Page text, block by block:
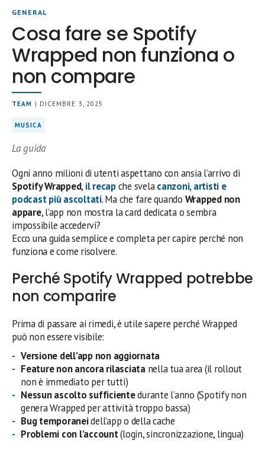
GENERAL
Cosa fare se Spotify
Wrapped non funziona o
non compare
TEAM | DICEMBRE 3, 2025
MUSICA
La guida
Ogni anno milioni di utenti aspettano con ansia l’arrivo di
Spotify Wrapped, il recapche svelacanzoni, artisti e
podcast più ascoltati. Ma che fare quando Wrapped non
appare, l’app non mostra la card dedicata o sembra
impossibile accedervi?
Ecco una guida semplice e completa per capire perché non
funziona e come risolvere.
Perché Spotify Wrapped potrebbe
non comparire
Prima di passare ai rimedi, è utile sapere perché Wrapped
può non essere visibile:
Versione dell’app non aggiornata
Feature non ancora rilasciatanella tua area (il rollout
non è immediato per tutti)
Nessun ascolto sufficientedurante l’anno (Spotify non
genera Wrapped per attività troppo bassa)
Bug temporaneidell’app o della cache
Problemi con l’account(login, sincronizzazione, lingua)